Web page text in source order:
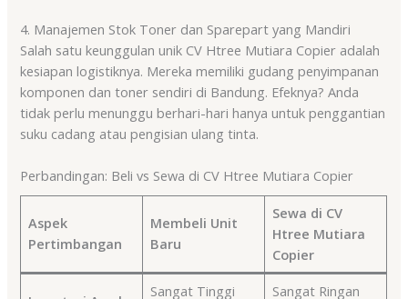
4. Manajemen Stok Toner dan Sparepart yang Mandiri
Salah satu keunggulan unik CV Htree Mutiara Copier adalah
kesiapan logistiknya. Mereka memiliki gudang penyimpanan
komponen dan toner sendiri di Bandung. Efeknya? Anda
tidak perlu menunggu berhari-hari hanya untuk penggantian
suku cadang atau pengisian ulang tinta.
Perbandingan: Beli vs Sewa di CV Htree Mutiara Copier
Aspek
Pertimbangan
Membeli Unit
Baru
Sewa di CV
Htree Mutiara
Copier
Sangat Tinggi Sangat Ringan